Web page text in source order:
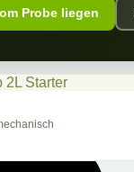
Probe liegen